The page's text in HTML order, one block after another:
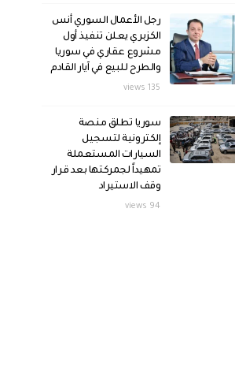
رجل الأعمال السوري أنس
الكزبري يعلن تنفيذ أول
مشروع عقاري في سوريا
والطرح للبيع في آيار القادم
135 views
سوريا تطلق منصة
إلكترونية لتسجيل
السيارات المستعملة
تمهيداً لجمركتها بعد قرار
وقف الاستيراد
94 views